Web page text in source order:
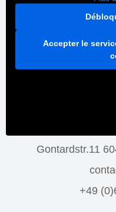
Accepter le
Gontardstr.11
+49